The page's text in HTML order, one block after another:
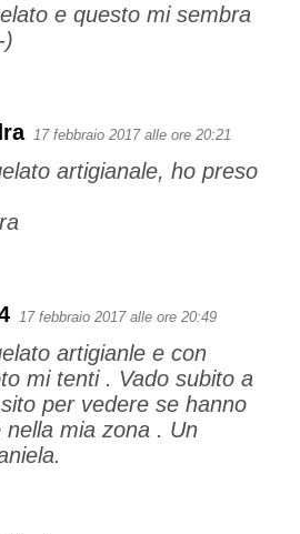
e questo mi sembra
)
17 febbraio 2017 alle ore 20:21
artigianale, ho preso
17 febbraio 2017 alle ore 20:49
artigianle e con
mi tenti . Vado subito a
per vedere se hanno
nella mia zona . Un